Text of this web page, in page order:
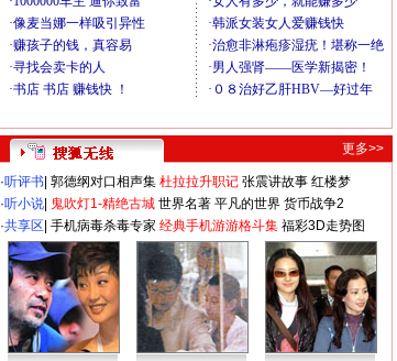
更多>>
·听评书 郭德纲对口相声集 杜拉拉升职记 张震讲故事 红楼梦
·听小说 鬼吹灯1-精绝古城 世界名著 平凡的世界 货币战争2
·共享区 手机病毒杀毒专家 经典手机游游格斗集 福彩3D走势图